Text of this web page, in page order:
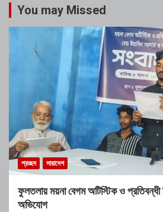
You may Missed
প্রচ্ছদ সারাদেশ
ফুলতলায় ময়না বেগম অটিস্টিক ও প্রতিবন্ধী
অভিযোগ